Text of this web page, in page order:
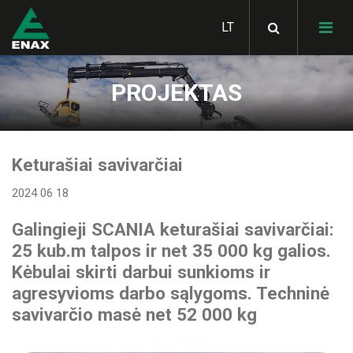
HIAB hidrauliniai
manipuliatoriai
MULTILIFT hidrauliniai
LOGLIFT miško krautuvai
JONSERED krautuvai
metalo laužui
SKIBICKI savivarčiai
METSATEK miškavežiai
ALUCAR statramsčiai
Statybinės technikos
SKIBICKI konteinervežės
priekabos
STAS savivartės
GHH RAND kompresoriai
GARDNER DENVER
kompresoriai
Hidraulinės sistemos
vilkikams
PROJEKTAS
Keturašiai savivarčiai
2024 06 18
Galingieji SCANIA keturašiai savivarčiai:
25 kub.m talpos ir net 35 000 kg galios.
Kėbulai skirti darbui sunkioms ir
agresyvioms darbo sąlygoms. Techninė
savivarčio masė net 52 000 kg